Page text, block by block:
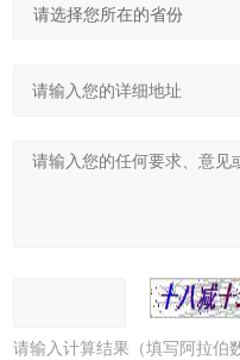
请输入计算结果（填写阿拉伯